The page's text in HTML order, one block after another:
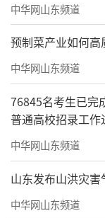
中华网山东频道
预制菜产业如何
中华网山东频道
76845名考生已完
普通高校招录工作
中华网山东频道
山东发布山洪灾
中华网山东频道